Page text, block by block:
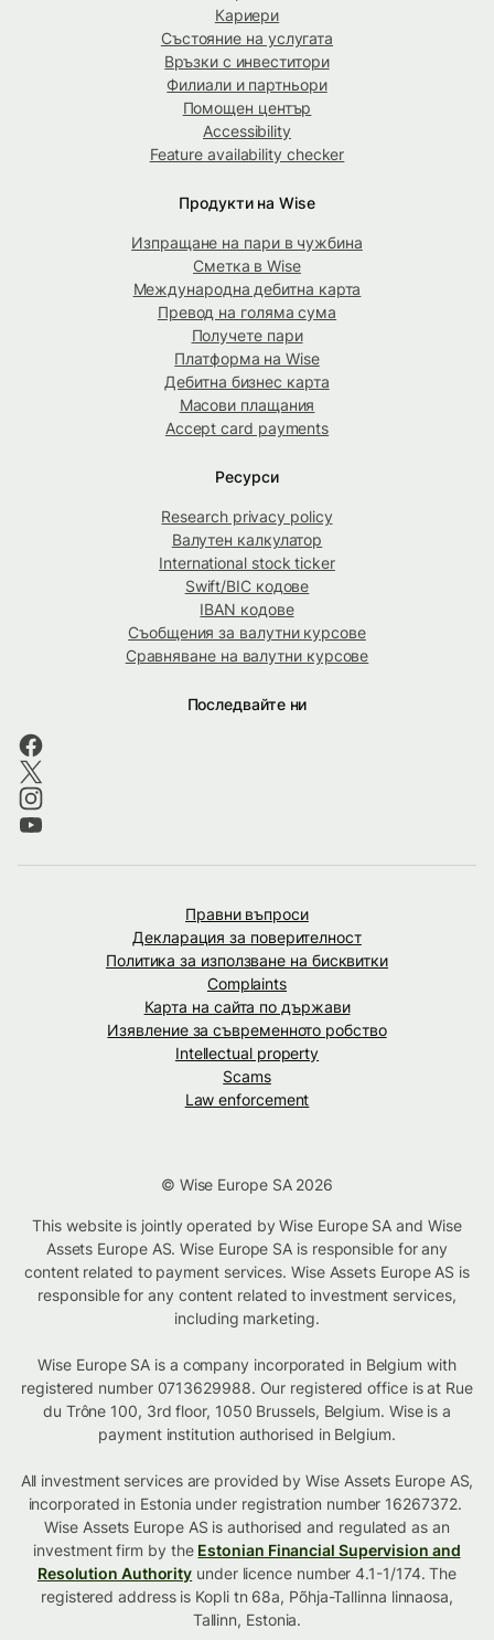
Кариери
Състояние на услугата
Връзки с инвеститори
Филиали и партньори
Помощен център
Accessibility
Feature availability checker
Продукти на Wise
Изпращане на пари в чужбина
Сметка в Wise
Международна дебитна карта
Превод на голяма сума
Получете пари
Платформа на Wise
Дебитна бизнес карта
Масови плащания
Accept card payments
Ресурси
Research privacy policy
Валутен калкулатор
International stock ticker
Swift/BIC кодове
IBAN кодове
Съобщения за валутни курсове
Сравняване на валутни курсове
Последвайте ни
Правни въпроси
Декларация за поверителност
Политика за използване на бисквитки
Complaints
Карта на сайта по държави
Изявление за съвременното робство
Intellectual property
Scams
Law enforcement
© Wise Europe SA 2026
This website is jointly operated by Wise Europe SA and Wise
Assets Europe AS. Wise Europe SA is responsible for any
content related to payment services. Wise Assets Europe AS is
responsible for any content related to investment services,
including marketing.
Wise Europe SA is a company incorporated in Belgium with
registered number 0713629988. Our registered office is at Rue
du Trône 100, 3rd floor, 1050 Brussels, Belgium. Wise is a
payment institution authorised in Belgium.
All investment services are provided by Wise Assets Europe AS,
incorporated in Estonia under registration number 16267372.
Wise Assets Europe AS is authorised and regulated as an
investment firm by the Estonian Financial Supervision and
Resolution Authority under licence number 4.1-1/174. The
registered address is Kopli tn 68a, Põhja-Tallinna linnaosa,
Tallinn, Estonia.